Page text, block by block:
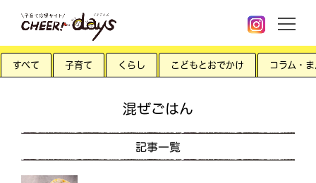
すべて 子育て くらし こどもとおでかけ コラム・
混ぜごはん
記事一覧